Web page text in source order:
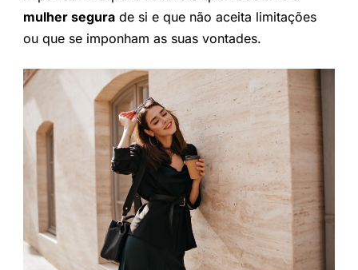
mulher segurade si e que não aceita limitações
ou que se imponham as suas vontades.